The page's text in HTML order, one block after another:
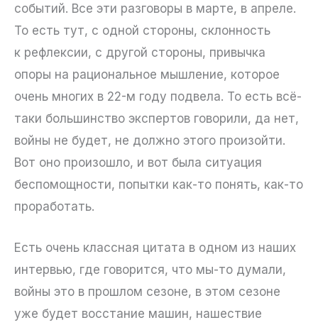
событий. Все эти разговоры в марте, в апреле.
То есть тут, с одной стороны, склонность
к рефлексии, с другой стороны, привычка
опоры на рациональное мышление, которое
очень многих в 22-м году подвела. То есть всё-
таки большинство экспертов говорили, да нет,
войны не будет, не должно этого произойти.
Вот оно произошло, и вот была ситуация
беспомощности, попытки как-то понять, как-то
проработать.
Есть очень классная цитата в одном из наших
интервью, где говорится, что мы-то думали,
войны это в прошлом сезоне, в этом сезоне
уже будет восстание машин, нашествие